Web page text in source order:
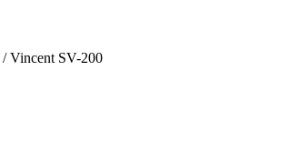
/ Vincent SV-200